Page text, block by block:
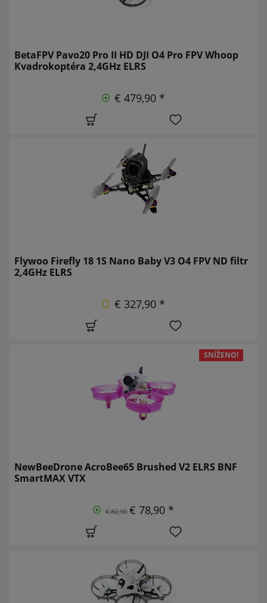
BetaFPV Pavo20 Pro II HD DJI O4 Pro FPV Whoop
Kvadrokoptéra 2,4GHz ELRS
€ 479,90 *
Flywoo Firefly 18 1S Nano Baby V3 O4 FPV ND filtr
2,4GHz ELRS
€ 327,90 *
SNÍŽENO!
NewBeeDrone AcroBee65 Brushed V2 ELRS BNF
SmartMAX VTX
€ 82,90 € 78,90 *